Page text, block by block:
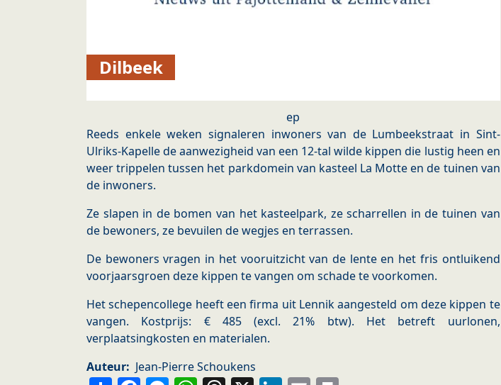
Dilbeek
ep
Reeds enkele weken signaleren inwoners van de Lumbeekstraat in Sint-
Ulriks-Kapelle de aanwezigheid van een 12-tal wilde kippen die lustig heen en
weer trippelen tussen het parkdomein van kasteel La Motte en de tuinen van
de inwoners.
Ze slapen in de bomen van het kasteelpark, ze scharrellen in de tuinen van
de bewoners, ze bevuilen de wegjes en terrassen.
De bewoners vragen in het vooruitzicht van de lente en het fris ontluikend
voorjaarsgroen deze kippen te vangen om schade te voorkomen.
Het schepencollege heeft een firma uit Lennik aangesteld om deze kippen te
vangen. Kostprijs: € 485 (excl. 21% btw). Het betreft uurlonen,
verplaatsingkosten en materialen.
Auteur
Jean-Pierre Schoukens